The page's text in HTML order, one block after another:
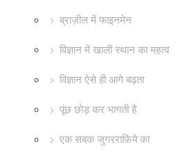
ब्राज़ील में फाइनमेन
विज्ञान में खाली स्थान का महत्व
विज्ञान ऐसे ही आगे बढ़ता
पूंछ छोड़ कर भागती है
एक सबक जुगरराफ़िये का